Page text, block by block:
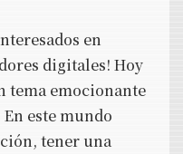
en
digitales! Hoy
tema emocionante
En este mundo
tener una